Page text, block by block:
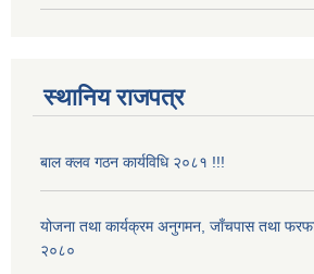
स्थानिय राजपत्र
बाल क्लव गठन कार्यविधि २०८१ !!!
योजना तथा कार्यक्रम अनुगमन, जाँचपास तथा
२०८०